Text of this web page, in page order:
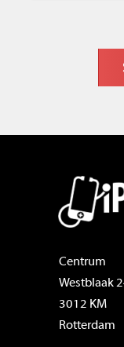
Centrum
Westblaak
3012 KM
Rotterdam